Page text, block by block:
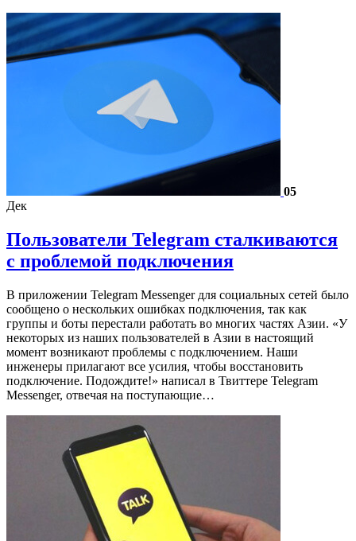
05
Дек
Пользователи Telegram сталкиваются
с проблемой подключения
В приложении Telegram Messenger для социальных сетей было
сообщено о нескольких ошибках подключения, так как
группы и боты перестали работать во многих частях Азии. «У
некоторых из наших пользователей в Азии в настоящий
момент возникают проблемы с подключением. Наши
инженеры прилагают все усилия, чтобы восстановить
подключение. Подождите!» написал в Твиттере Telegram
Messenger, отвечая на поступающие…